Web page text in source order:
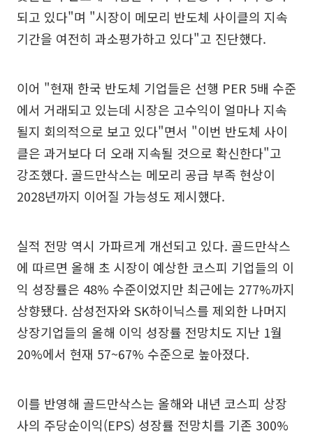
되고 있다"며 "시장이 메모리 반도체 사이클의 지속
기간을 여전히 과소평가하고 있다"고 진단했다.
이어 "현재 한국 반도체 기업들은 선행 PER 5배 수준
에서 거래되고 있는데 시장은 고수익이 얼마나 지속
될지 회의적으로 보고 있다"면서 "이번 반도체 사이
클은 과거보다 더 오래 지속될 것으로 확신한다"고
강조했다. 골드만삭스는 메모리 공급 부족 현상이
2028년까지 이어질 가능성도 제시했다.
실적 전망 역시 가파르게 개선되고 있다. 골드만삭스
에 따르면 올해 초 시장이 예상한 코스피 기업들의 이
익 성장률은 48% 수준이었지만 최근에는 277%까지
상향됐다. 삼성전자와 SK하이닉스를 제외한 나머지
상장기업들의 올해 이익 성장률 전망치도 지난 1월
20%에서 현재 57~67% 수준으로 높아졌다.
이를 반영해 골드만삭스는 올해와 내년 코스피 상장
사의 주당순이익(EPS) 성장률 전망치를 기존 300%